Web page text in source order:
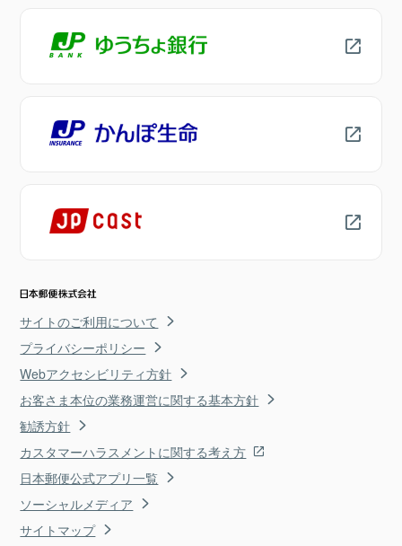
サイトのご利用について
プライバシーポリシー
Webアクセシビリティ方針
お客さま本位の業務運営に関する基本方針
勧誘方針
カスタマーハラスメントに関する考え方
日本郵便公式アプリ一覧
ソーシャルメディア
サイトマップ